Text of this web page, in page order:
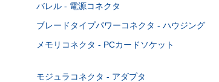
バレル - 電源コネクタ
ブレードタイプパワーコネクタ - ハウジング
メモリコネクタ - PCカードソケット
モジュラコネクタ - アダプタ